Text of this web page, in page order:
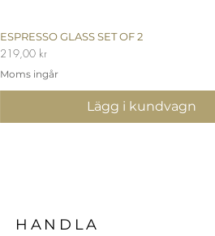
Snabbvisning
ESPRESSO GLASS SET OF 2
Pris
219,00 kr
Moms ingår
Lägg i kundvagn
HANDLA